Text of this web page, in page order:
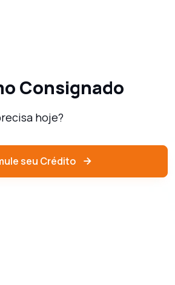
Consignado
hoje?
seu Crédito